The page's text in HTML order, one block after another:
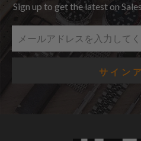
Sign up to get the latest on